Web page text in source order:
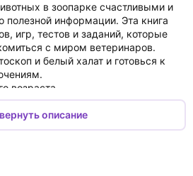
в зоопарке счастливыми и
полезной информации. Эта книга
игр, тестов и заданий, которые
с миром ветеринаров.
и белый халат и готовься к
возраста.
описание